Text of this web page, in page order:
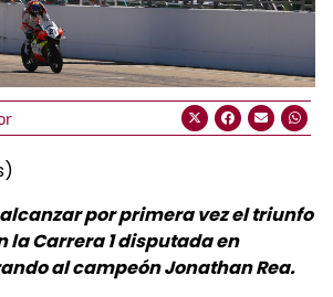
por primera vez el triunfo
la Carrera 1 disputada en
al campeón Jonathan Rea.